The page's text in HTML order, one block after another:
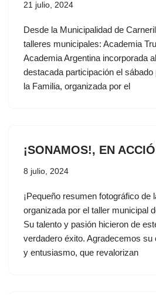
21 julio, 2024
Desde la Municipalidad de
talleres municipales: Academia
Academia Argentina incorporada
destacada participación el
la Familia, organizada por el
¡SONAMOS!, EN
8 julio, 2024
¡Pequeño resumen fotográfico de
organizada por el taller municipal
Su talento y pasión hicieron de
verdadero éxito. Agradecemos su
y entusiasmo, que revalorizan